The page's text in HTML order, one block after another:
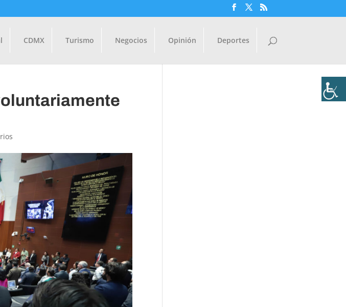
CDMX Turismo Negocios Opinión Deportes